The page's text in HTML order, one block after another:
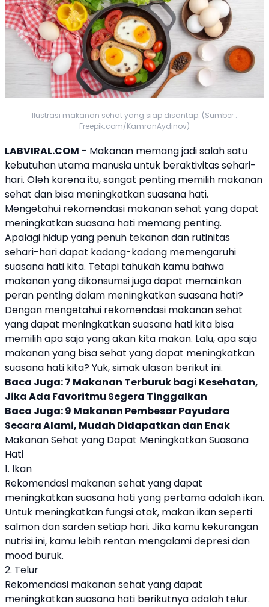
Ilustrasi makanan sehat yang siap disantap. (Sumber :
Freepik.com/KamranAydinov)
LABVIRAL.COM - Makanan memang jadi salah satu
kebutuhan utama manusia untuk beraktivitas sehari-
hari. Oleh karena itu, sangat penting memilih makanan
sehat dan bisa meningkatkan suasana hati.
Mengetahui rekomendasi makanansehat yang dapat
meningkatkan suasana hati memang penting.
Apalagi hidup yang penuh tekanan dan rutinitas
sehari-hari dapat kadang-kadang memengaruhi
suasana hati kita. Tetapi tahukah kamu bahwa
makananyang dikonsumsi juga dapat memainkan
peran penting dalam meningkatkan suasana hati?
Dengan mengetahui rekomendasi makanansehat
yang dapat meningkatkan suasana hati kita bisa
memilih apa saja yang akan kita makan. Lalu, apa saja
makananyang bisa sehat yang dapat meningkatkan
suasana hati kita? Yuk, simak ulasan berikut ini.
Baca Juga:7 Makanan Terburuk bagi Kesehatan,
Jika Ada Favoritmu Segera Tinggalkan
Baca Juga:9 Makanan Pembesar Payudara
Secara Alami, Mudah Didapatkan dan Enak
Makanan Sehat yang Dapat Meningkatkan Suasana
Hati
1. Ikan
Rekomendasi makanansehat yang dapat
meningkatkan suasana hati yang pertama adalah ikan.
Untuk meningkatkan fungsi otak, makan ikan seperti
salmon dan sarden setiap hari. Jika kamu kekurangan
nutrisi ini, kamu lebih rentan mengalami depresi dan
mood buruk.
2. Telur
Rekomendasi makanansehat yang dapat
meningkatkan suasana hati berikutnya adalah telur.